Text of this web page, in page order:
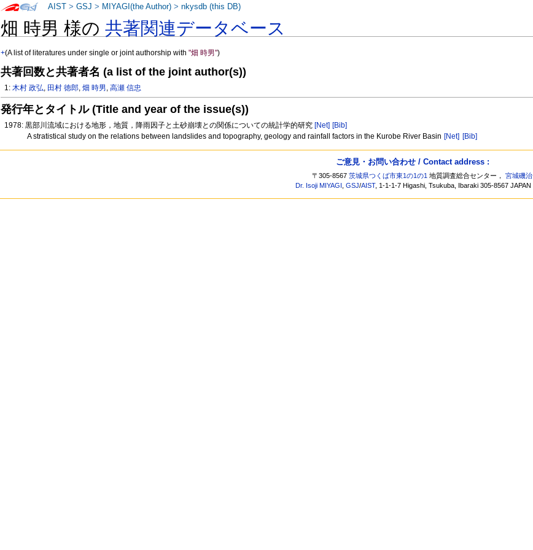
畑 時男 様の共著関連データベース
+(A list of literatures under single or joint authorship with"畑 時男")
共著回数と共著者名 (a list of the joint author(s))
1:木村 政弘, 田村 徳郎,畑 時男,高瀬 信忠
発行年とタイトル (Title and year of the issue(s))
1978: 黒部川流域における地形，地質，降雨因子と土砂崩壊との関係についての統計学的研究 [Net] [Bib]
A stratistical study on the relations between landslides and topography, geology and rainfall factors in the Kurobe River Basin [Net] [Bib]
AIST >GSJ > MIYAGI(the Author) >nkysdb (this DB)
ご意見・お問い合わせ / Contact address :
〒305-8567茨城県つくば市東1の1の1 地質調査総合センター，宮城磯治
Dr. Isoji MIYAGI ,GSJ/AIST, 1-1-1-7 Higashi, Tsukuba, Ibaraki 305-8567 JAPAN